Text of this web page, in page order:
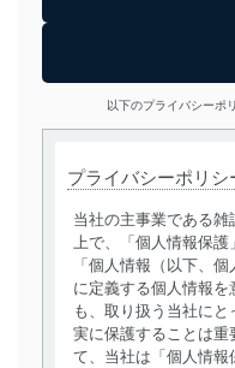
以下のプライバシーポ
プライバシーポリシ
当社の主事業である雑
上で、「個人情報保
「個人情報（以下、
に定義する個人情報
も、取り扱う当社に
実に保護することは重
て、当社は「個人情